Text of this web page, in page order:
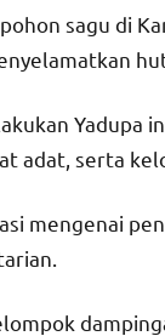
sagu di
Yadupa
adat, serta
mengenai